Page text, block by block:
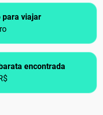
para viajar
encontrada